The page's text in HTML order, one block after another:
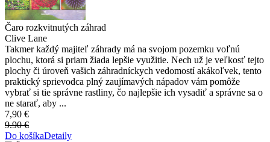
Čaro rozkvitnutých záhrad
Clive Lane
Takmer každý majiteľ záhrady má na svojom pozemku voľnú
plochu, ktorá si priam žiada lepšie využitie. Nech už je veľkosť tejto
plochy či úroveň vašich záhradníckych vedomostí akákoľvek, tento
praktický sprievodca plný zaujímavých nápadov vám pomôže
vybrať si tie správne rastliny, čo najlepšie ich vysadiť a správne sa o
ne starať, aby ...
7,90 €
9.90 €
Do košíkaDetaily